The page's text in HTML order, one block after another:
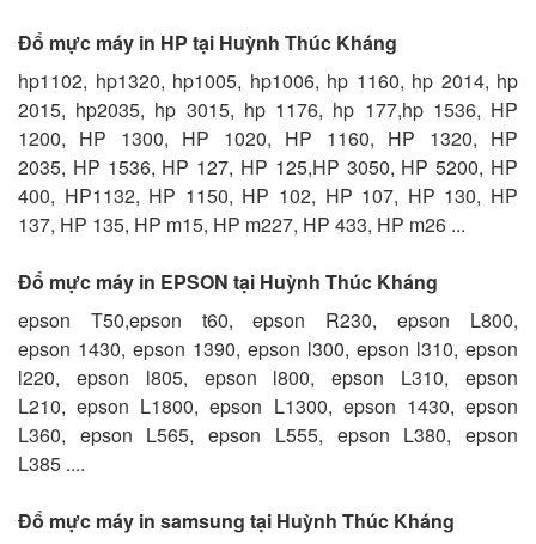
Đổ mực máy in HP tại Huỳnh Thúc Kháng
hp1102, hp1320, hp1005, hp1006, hp 1160, hp 2014, hp
2015, hp2035, hp 3015, hp 1176, hp 177,hp 1536, HP
1200, HP 1300, HP 1020, HP 1160, HP 1320, HP
2035, HP 1536, HP 127, HP 125,HP 3050, HP 5200, HP
400, HP1132, HP 1150, HP 102, HP 107, HP 130, HP
137, HP 135, HP m15, HP m227, HP 433, HP m26 ...
Đổ mực máy in EPSON tại Huỳnh Thúc Kháng
epson T50,epson t60, epson R230, epson L800,
epson 1430, epson 1390, epson l300, epson l310, epson
l220, epson l805, epson l800, epson L310, epson
L210, epson L1800, epson L1300, epson 1430, epson
L360, epson L565, epson L555, epson L380, epson
L385 ....
Đổ mực máy in samsung tại Huỳnh Thúc Kháng